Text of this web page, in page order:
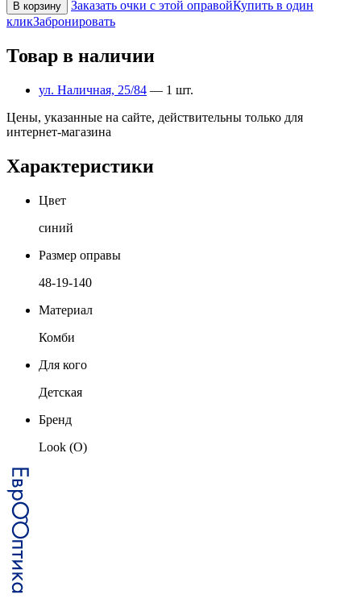
В корзину Заказать очки с этой оправойКупить в один
кликЗабронировать
Товар в наличии
ул. Наличная, 25/84 — 1 шт.
Цены, указанные на сайте, действительны только для
интернет-магазина
Характеристики
Цвет
синий
Размер оправы
48-19-140
Материал
Комби
Для кого
Детская
Бренд
Look (O)